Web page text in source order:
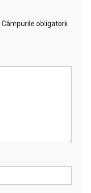
Câmpurile obligatorii